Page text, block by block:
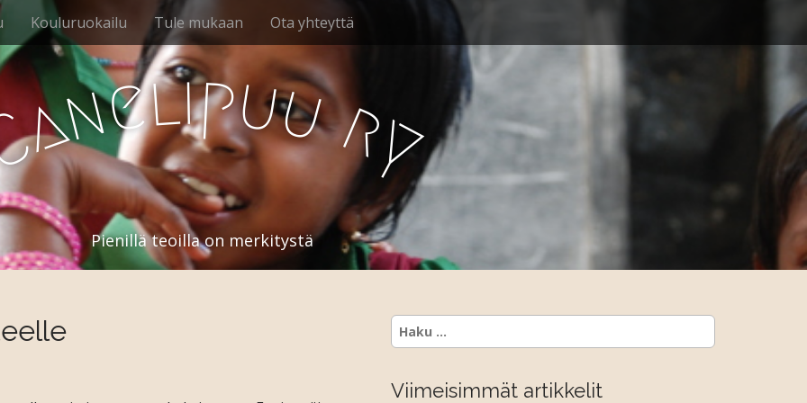
Kouluruokailu Tule mukaan Ota yhteyttä
anelipuury
Pienillä teoilla on merkitystä
Haku:
Viimeisimmät artikkelit